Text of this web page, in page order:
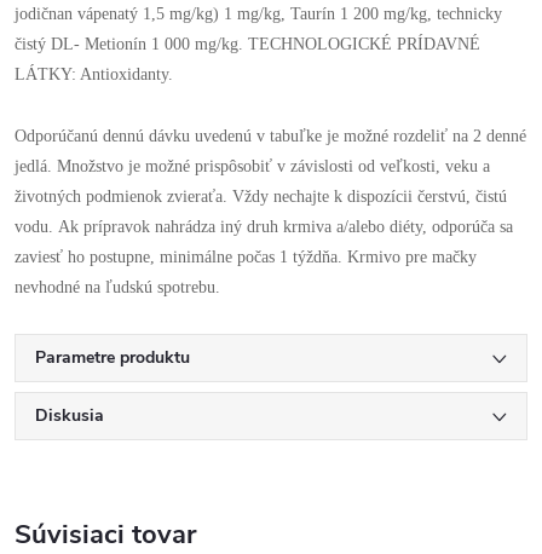
jodičnan vápenatý 1,5 mg/kg) 1 mg/kg, Taurín 1 200 mg/kg, technicky
čistý DL- Metionín 1 000 mg/kg. TECHNOLOGICKÉ PRÍDAVNÉ
LÁTKY: Antioxidanty.
Odporúčanú dennú dávku uvedenú v tabuľke je možné rozdeliť na 2 denné
jedlá. Množstvo je možné prispôsobiť v závislosti od veľkosti, veku a
životných podmienok zvieraťa. Vždy nechajte k dispozícii čerstvú, čistú
vodu. Ak prípravok nahrádza iný druh krmiva a/alebo diéty, odporúča sa
zaviesť ho postupne, minimálne počas 1 týždňa. Krmivo pre mačky
nevhodné na ľudskú spotrebu.
Parametre produktu
Diskusia
Súvisiaci tovar